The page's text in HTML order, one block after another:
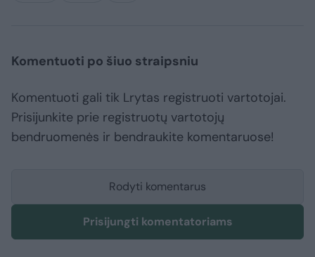
Komentuoti po šiuo straipsniu
Komentuoti gali tik Lrytas registruoti vartotojai.
Prisijunkite prie registruotų vartotojų
bendruomenės ir bendraukite komentaruose!
Rodyti komentarus
Prisijungti komentatoriams